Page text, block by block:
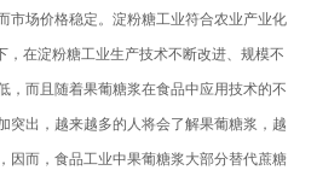
市场价格稳定。淀粉糖工业符合农业产业化
，在淀粉糖工业生产技术不断改进、规模不
，而且随着果葡糖浆在食品中应用技术的不
突出，越来越多的人将会了解果葡糖浆，越
因而，食品工业中果葡糖浆大部分替代蔗糖